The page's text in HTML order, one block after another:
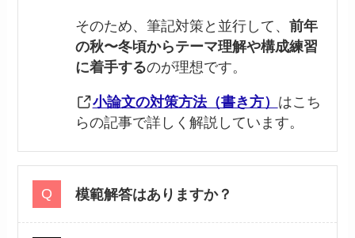
そのため、筆記対策と並行して、前年
の秋〜冬頃からテーマ理解や構成練習
に着手するのが理想です。
小論文の対策方法（書き方） はこち
らの記事で詳しく解説しています。
模範解答はありますか？